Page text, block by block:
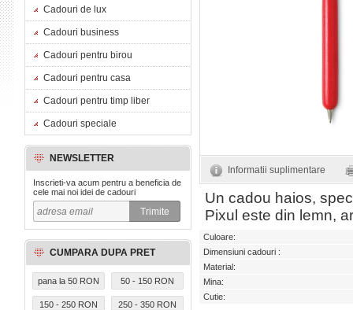
Cadouri de lux
Cadouri business
Cadouri pentru birou
Cadouri pentru casa
Cadouri pentru timp liber
Cadouri speciale
NEWSLETTER
Inscrieti-va acum pentru a beneficia de
cele mai noi idei de cadouri
CUMPARA DUPA PRET
pana la 50 RON 50 - 150 RON
150 - 250 RON 250 - 350 RON
Informatii suplimentare
Un cadou haios,
Pixul este din lemn,
Culoare:
Dimensiuni cadouri :
Material:
Mina:
Cutie: